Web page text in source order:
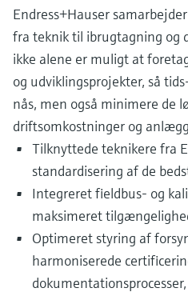
Endress+Hauser
fra teknik til ibrugtagning og
ikke alene er muligt at
og udviklingsprojekter, så
nås, men også minimere de
driftsomkostninger og
Tilknyttede teknikere fra
standardisering af de
Integreret fieldbus- og
maksimeret
Optimeret styring af
harmoniserede